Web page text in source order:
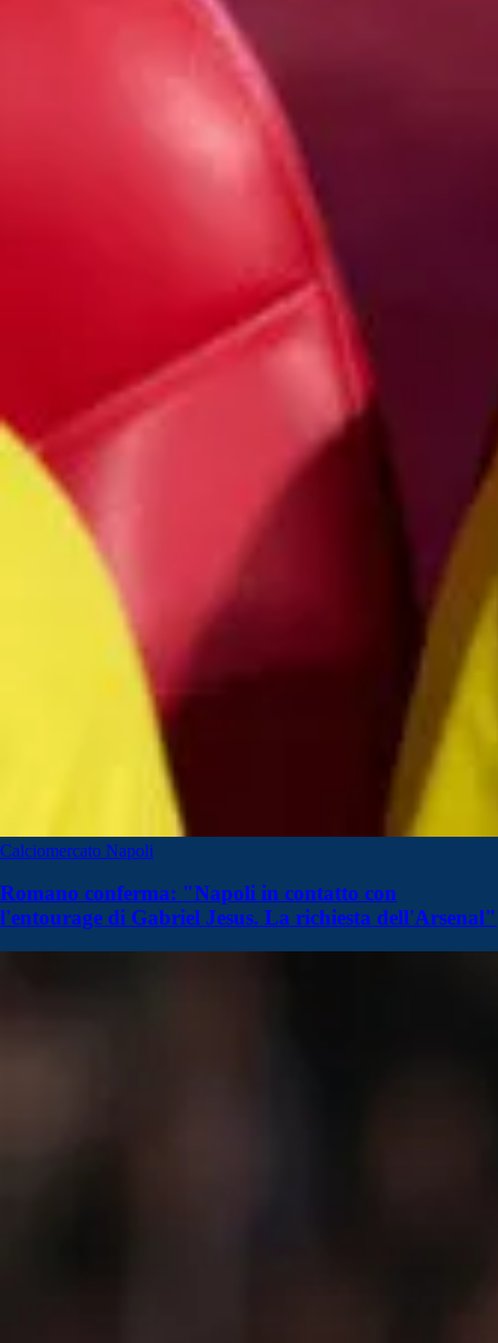
Calciomercato Napoli
Romano conferma: "Napoli in contatto con
l'entourage di Gabriel Jesus. La richiesta dell'Arsenal"